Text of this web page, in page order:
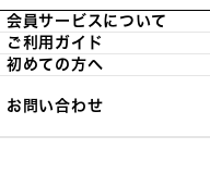
会員サービスについて
ご利用ガイド
初めての方へ
お問い合わせ